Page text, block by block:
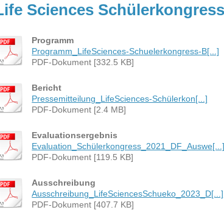
Sciences
Programm
Programm_LifeSciences-Schuelerkongress-B[...]
PDF-Dokument [332.5 KB]
Bericht
Pressemitteilung_LifeSciences-Schülerkon[...]
PDF-Dokument [2.4 MB]
Evaluationsergebnis
PDF-Dokument [119.5 KB]
Ausschreibung
Ausschreibung_LifeSciencesSchueko_2023_D[...]
PDF-Dokument [407.7 KB]